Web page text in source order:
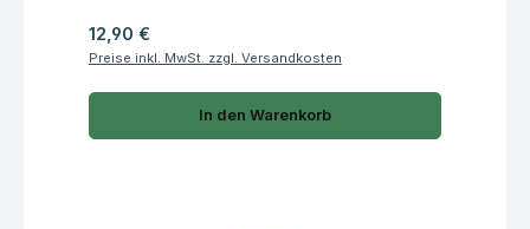
Regulärer Preis:
12,90 €
Preise inkl. MwSt. zzgl. Versandkosten
In den Warenkorb